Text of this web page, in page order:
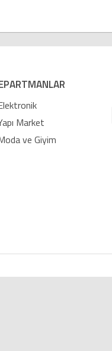
Market
ve Giyim